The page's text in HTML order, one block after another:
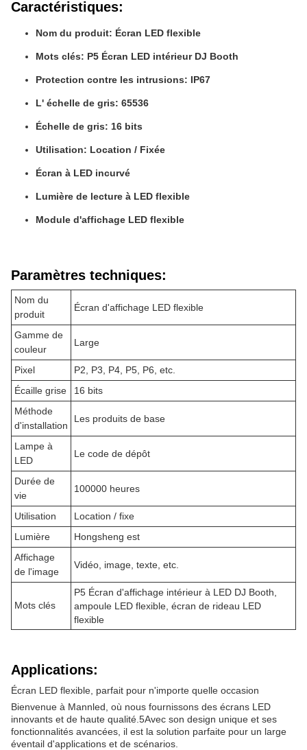
Caractéristiques:
Nom du produit: Écran LED flexible
Mots clés: P5 Écran LED intérieur DJ Booth
Protection contre les intrusions: IP67
L' échelle de gris: 65536
Échelle de gris: 16 bits
Utilisation: Location / Fixée
Écran à LED incurvé
Lumière de lecture à LED flexible
Module d'affichage LED flexible
Paramètres techniques:
Nom du
produit
Écran d'affichage LED flexible
Gamme de
couleur
Large
Pixel
P2, P3, P4, P5, P6, etc.
Écaille grise
16 bits
Méthode
d'installation
Les produits de base
Lampe à
LED
Le code de dépôt
Durée de
vie
100000 heures
Utilisation
Location / fixe
Lumière
Hongsheng est
Affichage
de l'image
Vidéo, image, texte, etc.
Mots clés
P5 Écran d'affichage intérieur à LED DJ Booth,
ampoule LED flexible, écran de rideau LED
flexible
Applications:
Écran LED flexible, parfait pour n'importe quelle occasion
Bienvenue à Mannled, où nous fournissons des écrans LED
innovants et de haute qualité.5Avec son design unique et ses
fonctionnalités avancées, il est la solution parfaite pour un large
éventail d'applications et de scénarios.